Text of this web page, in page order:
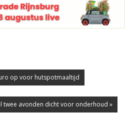
op voor hutspotmaaltijd
twee avonden dicht voor onderhoud »